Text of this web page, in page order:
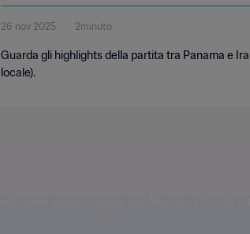
26 nov 2025 2minuto
Guarda gli highlights della partita tra Panama e
locale).